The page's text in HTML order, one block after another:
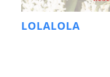
LOLALOLA